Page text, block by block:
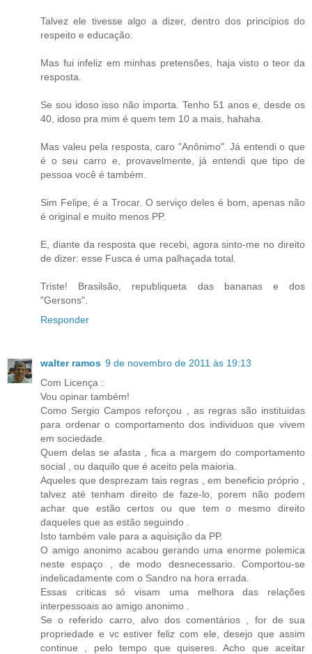
Talvez ele tivesse algo a dizer, dentro dos princípios do
respeito e educação.
Mas fui infeliz em minhas pretensões, haja visto o teor da
resposta.
Se sou idoso isso não importa. Tenho 51 anos e, desde os
40, idoso pra mim é quem tem 10 a mais, hahaha.
Mas valeu pela resposta, caro "Anônimo". Já entendi o que
é o seu carro e, provavelmente, já entendi que tipo de
pessoa você é também.
Sim Felipe, é a Trocar. O serviço deles é bom, apenas não
é original e muito menos PP.
E, diante da resposta que recebi, agora sinto-me no direito
de dizer: esse Fusca é uma palhaçada total.
Triste! Brasilsão, republiqueta das bananas e dos
"Gersons".
Responder
walter ramos 9 de novembro de 2011 às 19:13
Com Licença :
Vou opinar também!
Como Sergio Campos reforçou , as regras são instituidas
para ordenar o comportamento dos individuos que vivem
em sociedade.
Quem delas se afasta , fica a margem do comportamento
social , ou daquilo que é aceito pela maioria.
Aqueles que desprezam tais regras , em beneficio próprio ,
talvez até tenham direito de faze-lo, porem não podem
achar que estão certos ou que tem o mesmo direito
daqueles que as estão seguindo .
Isto também vale para a aquisição da PP.
O amigo anonimo acabou gerando uma enorme polemica
neste espaço , de modo desnecessario. Comportou-se
indelicadamente com o Sandro na hora errada.
Essas criticas só visam uma melhora das relações
interpessoais ao amigo anonimo .
Se o referido carro, alvo dos comentários , for de sua
propriedade e vc estiver feliz com ele, desejo que assim
continue , pelo tempo que quiseres. Acho que aceitar